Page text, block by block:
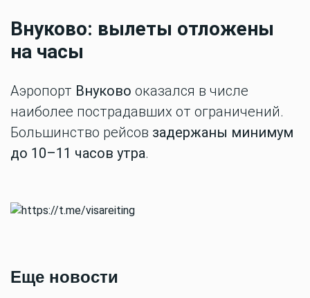
Внуково: вылеты отложены
на часы
Аэропорт Внуково оказался в числе
наиболее пострадавших от ограничений.
Большинство рейсов задержаны минимум
до 10–11 часов утра.
Еще новости